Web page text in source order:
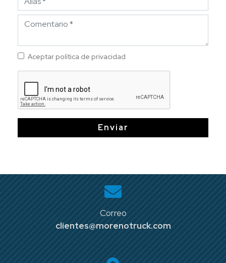
Aceptar política de privacidad
Enviar
Correo
clientes@morenotruck.com